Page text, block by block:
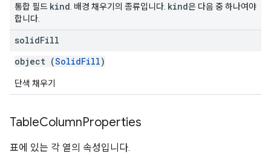
통합 필드 kind . 배경 채우기의 종류입니다. kind은 다음 중 하나여야
합니다.
solidFill
object (SolidFill)
단색 채우기
TableColumnProperties
표에 있는 각 열의 속성입니다.